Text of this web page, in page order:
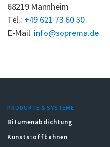
68219 Mannheim
Tel.: +49 621 73 60 30
E-Mail: info@soprema.de
PRODUKTE & SYSTEME
Bitumenabdichtung
Kunststoffbahnen